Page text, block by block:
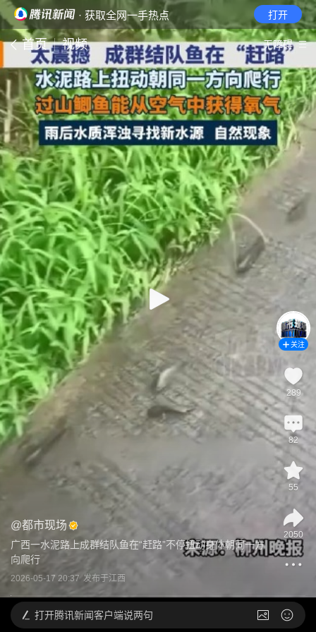
· 获取全网一手热点 打开
首页 视频 无障碍
@都市现场
广西一水泥路上成群结队鱼在“赶路”不停扭动身体朝同一方
向爬行
2026-05-17 20:37 发布于江西
关注
289
82
55
2050
打开腾讯新闻客户端说两句